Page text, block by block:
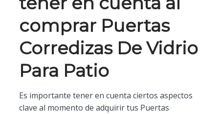
comprar Puertas
Corredizas De Vidrio
Para Patio
Es importante tener en cuenta ciertos aspectos
clave al momento de adquirir tus Puertas